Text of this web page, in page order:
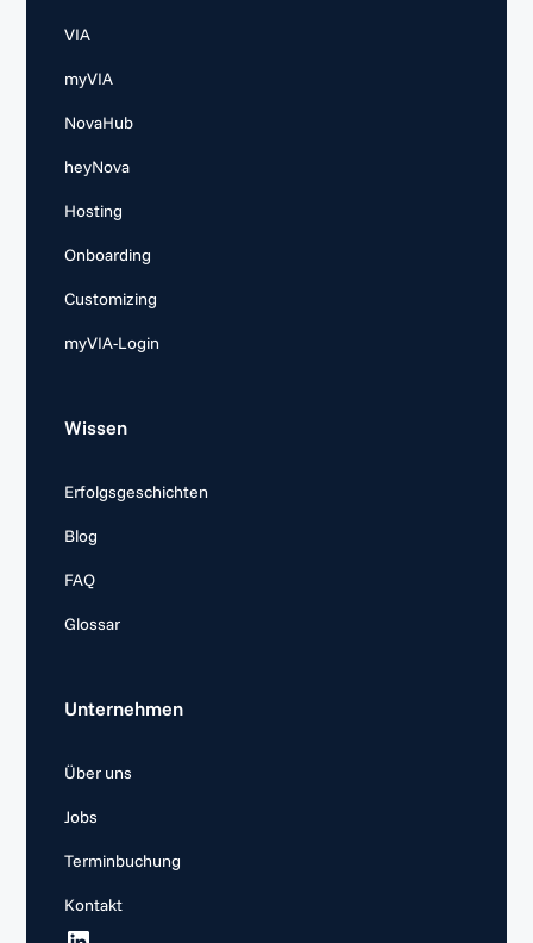
VIA
myVIA
NovaHub
heyNova
Hosting
Onboarding
Customizing
myVIA-Login
Wissen
Erfolgsgeschichten
Blog
FAQ
Glossar
Unternehmen
Über uns
Jobs
Terminbuchung
Kontakt